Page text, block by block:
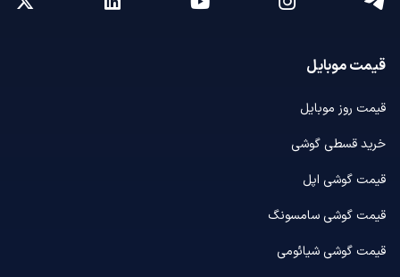
قیمت موبایل
قیمت روز موبایل
خرید قسطی گوشی
قیمت گوشی اپل
قیمت گوشی سامسونگ
قیمت گوشی شیائومی